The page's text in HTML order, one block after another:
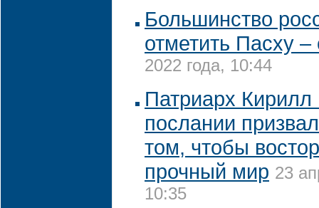
Большинство
отметить Пасху –
2022 года, 10:44
Патриарх
послании
том, чтобы
прочный мир 23
10:35